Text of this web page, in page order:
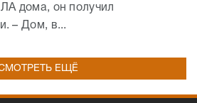
дома, он получил
– Дом, в...
ЕЩЁ